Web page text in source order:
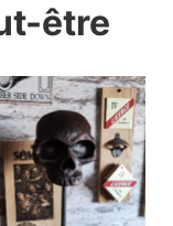
être